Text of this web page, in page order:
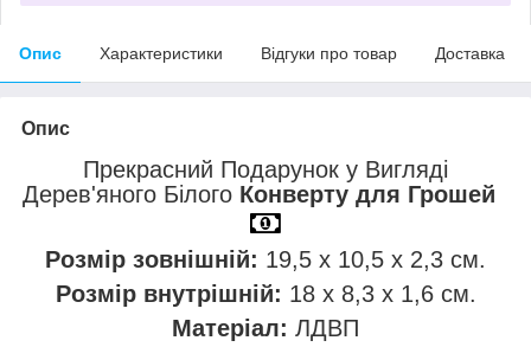
Опис Характеристики Відгуки про товар Доставка
Опис
Прекрасний Подарунок у Вигляді
Дерев'яного Білого Конверту для Грошей
Розмір зовнішній: 19,5 х 10,5 х 2,3 см.
Розмір внутрішній: 18 х 8,3 х 1,6 см.
Матеріал: ЛДВП